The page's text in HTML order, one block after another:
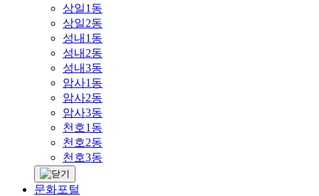
상일1동
상일2동
성내1동
성내2동
성내3동
암사1동
암사2동
암사3동
천호1동
천호2동
천호3동
문화포털